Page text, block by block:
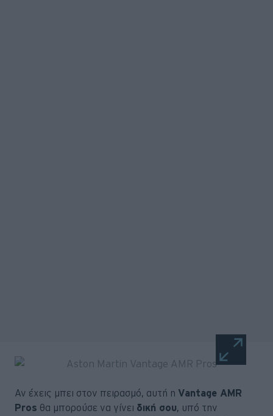
Αν έχεις μπει στον πειρασμό, αυτή η Vantage AMR
Pros θα μπορούσε να γίνει δική σου, υπό την